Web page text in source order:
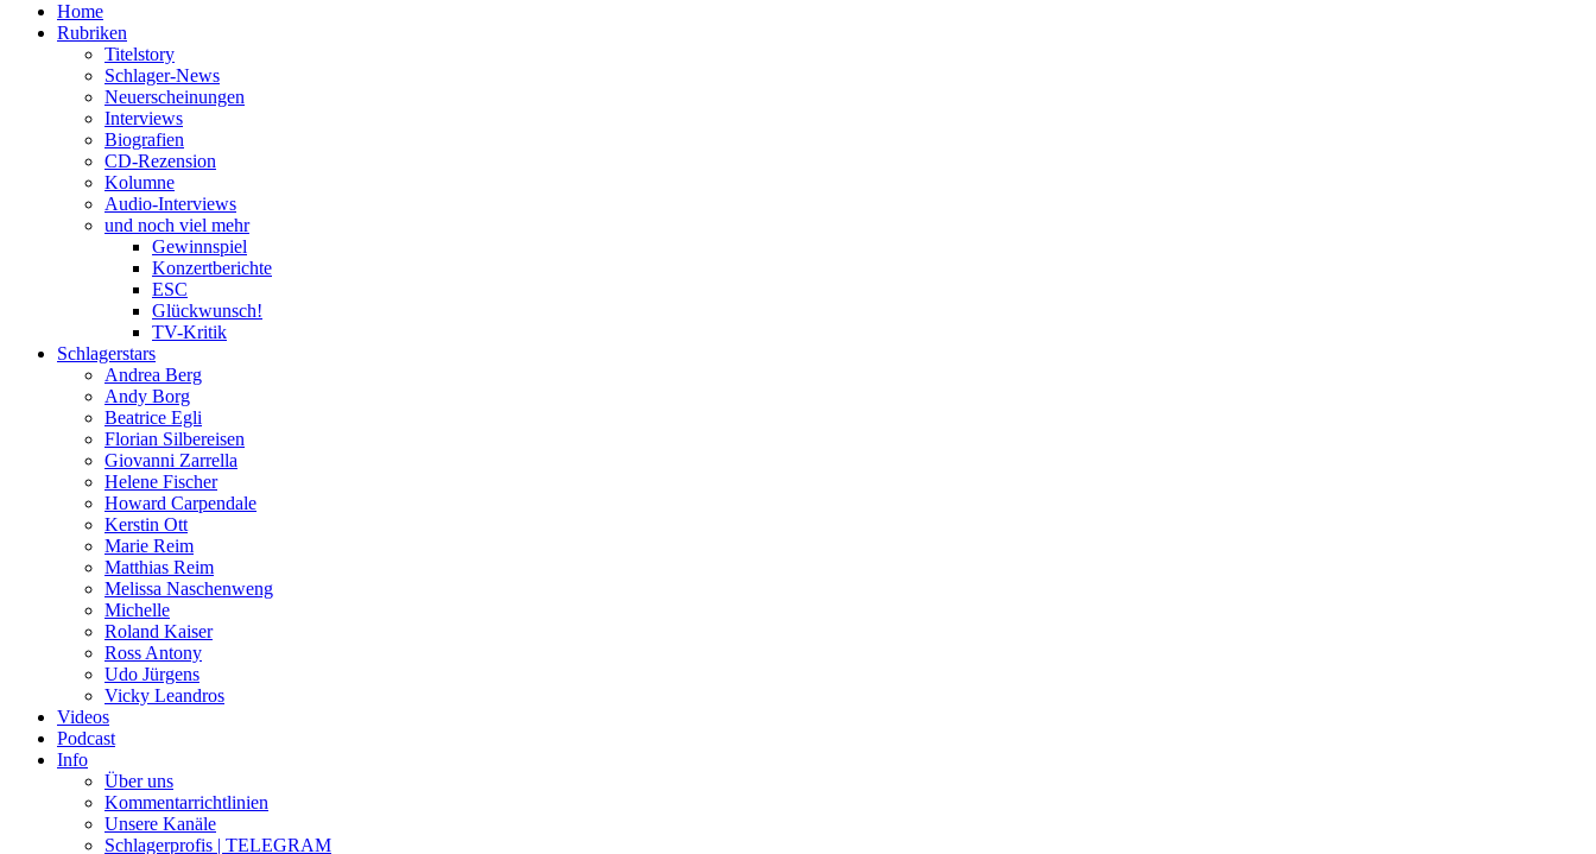
Home
Rubriken
Titelstory
Schlager-News
Neuerscheinungen
Interviews
Biografien
CD-Rezension
Kolumne
Audio-Interviews
und noch viel mehr
Gewinnspiel
Konzertberichte
ESC
Glückwunsch!
TV-Kritik
Schlagerstars
Andrea Berg
Andy Borg
Beatrice Egli
Florian Silbereisen
Giovanni Zarrella
Helene Fischer
Howard Carpendale
Kerstin Ott
Marie Reim
Matthias Reim
Melissa Naschenweng
Michelle
Roland Kaiser
Ross Antony
Udo Jürgens
Vicky Leandros
Videos
Podcast
Info
Über uns
Kommentarrichtlinien
Unsere Kanäle
Schlagerprofis | TELEGRAM